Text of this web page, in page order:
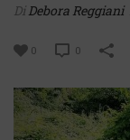
Di Debora Reggiani
0 0